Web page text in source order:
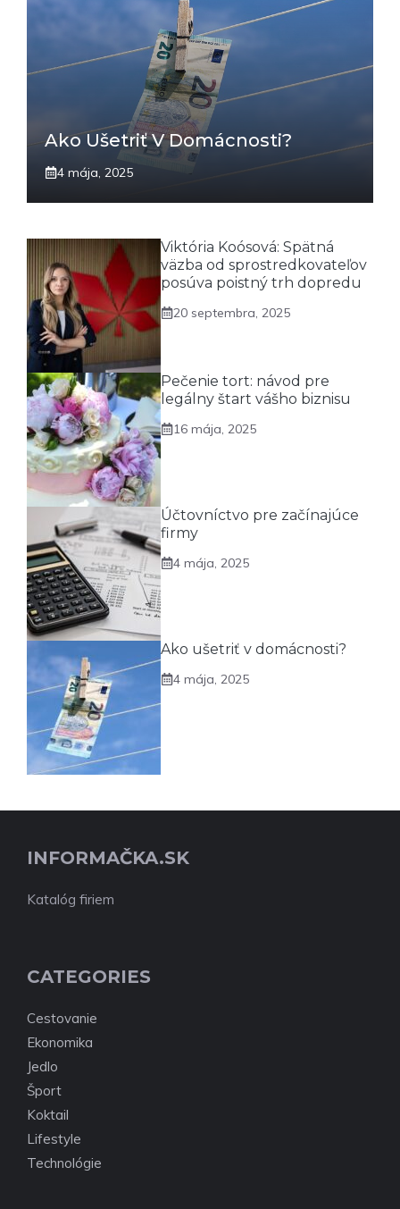
Ako Ušetriť V Domácnosti?
4 mája, 2025
Viktória Koósová: Spätná
väzba od sprostredkovateľov
posúva poistný trh dopredu
20 septembra, 2025
Pečenie tort: návod pre
legálny štart vášho biznisu
16 mája, 2025
Účtovníctvo pre začínajúce
firmy
4 mája, 2025
Ako ušetriť v domácnosti?
4 mája, 2025
INFORMAČKA.SK
Katalóg firiem
CATEGORIES
Cestovanie
Ekonomika
Jedlo
Šport
Koktail
Lifestyle
Technológie